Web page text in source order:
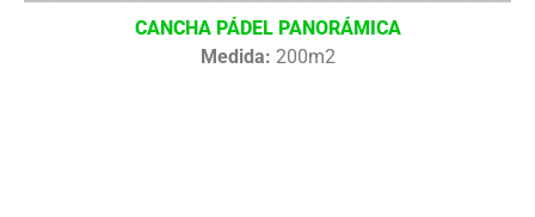
CANCHA PÁDEL PANORÁMICA
Medida: 200m2